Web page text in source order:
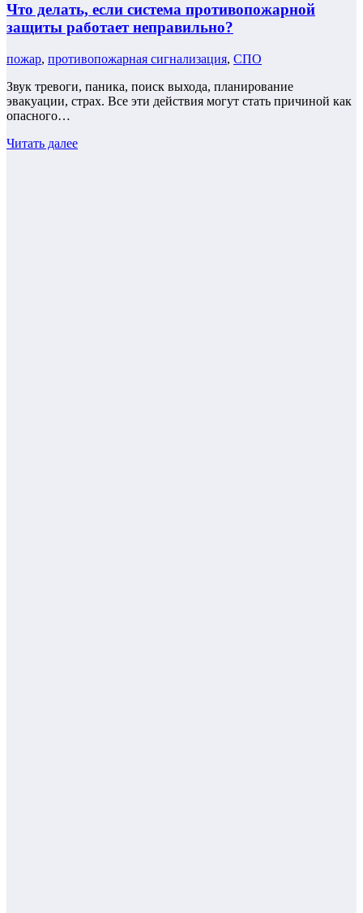
Что делать, если система противопожарной
защиты работает неправильно?
пожар, противопожарная сигнализация, СПО
Звук тревоги, паника, поиск выхода, планирование
эвакуации, страх. Все эти действия могут стать причиной как
опасного…
Читать далее